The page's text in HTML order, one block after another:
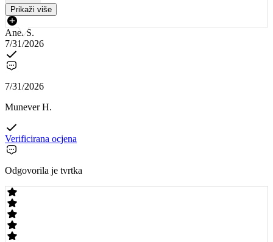
Prikaži više
Anel S.
7/31/2026
7/31/2026
Munever H.
Verificirana ocjena
Odgovorila je tvrtka